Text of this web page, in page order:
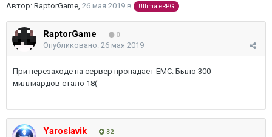
Автор: RaptorGame, 26 мая 2019 в UltimateRPG
RaptorGame 0
Опубликовано: 26 мая 2019
При перезаходе на сервер пропадает EMC. Было 300
миллиардов стало 18(
Yaroslavik 32